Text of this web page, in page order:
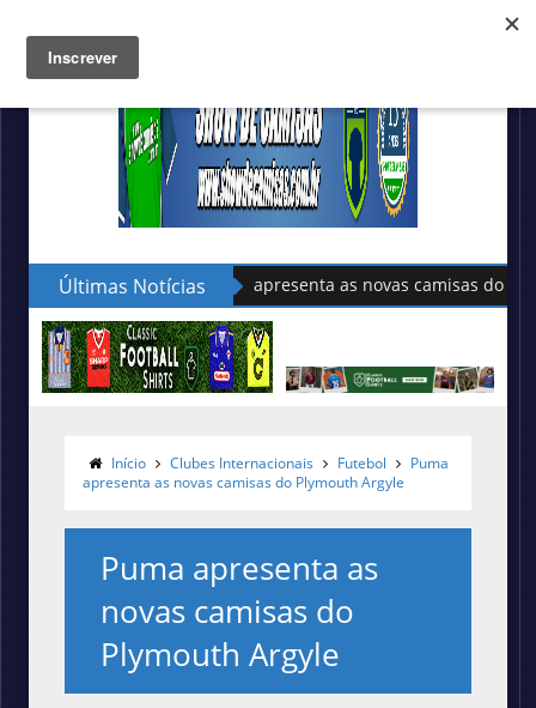
Últimas Notícias
Sudu apresenta as novas camisas do País de Gales
Início Clubes Internacionais Futebol
Puma
apresenta as novas camisas do Plymouth Argyle
Puma apresenta as
novas camisas do
Plymouth Argyle